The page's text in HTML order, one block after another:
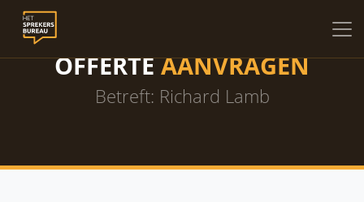
OFFERTEAANVRAGEN
Betreft: Richard Lamb